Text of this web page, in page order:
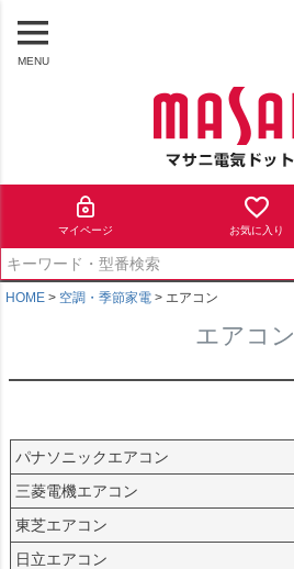
MENU
マイページ お気に入り
HOME 空調・季節家電 エアコン
エアコン
パナソニックエアコン
三菱電機エアコン
東芝エアコン
日立エアコン